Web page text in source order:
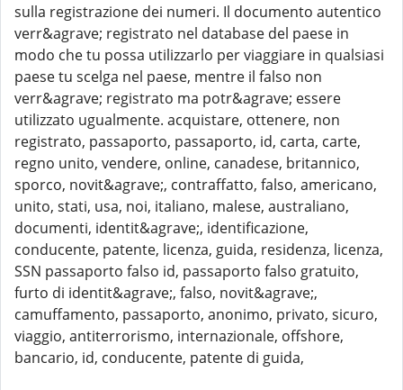
sulla registrazione dei numeri. Il documento autentico
verr&agrave; registrato nel database del paese in
modo che tu possa utilizzarlo per viaggiare in qualsiasi
paese tu scelga nel paese, mentre il falso non
verr&agrave; registrato ma potr&agrave; essere
utilizzato ugualmente. acquistare, ottenere, non
registrato, passaporto, passaporto, id, carta, carte,
regno unito, vendere, online, canadese, britannico,
sporco, novit&agrave;, contraffatto, falso, americano,
unito, stati, usa, noi, italiano, malese, australiano,
documenti, identit&agrave;, identificazione,
conducente, patente, licenza, guida, residenza, licenza,
SSN passaporto falso id, passaporto falso gratuito,
furto di identit&agrave;, falso, novit&agrave;,
camuffamento, passaporto, anonimo, privato, sicuro,
viaggio, antiterrorismo, internazionale, offshore,
bancario, id, conducente, patente di guida,